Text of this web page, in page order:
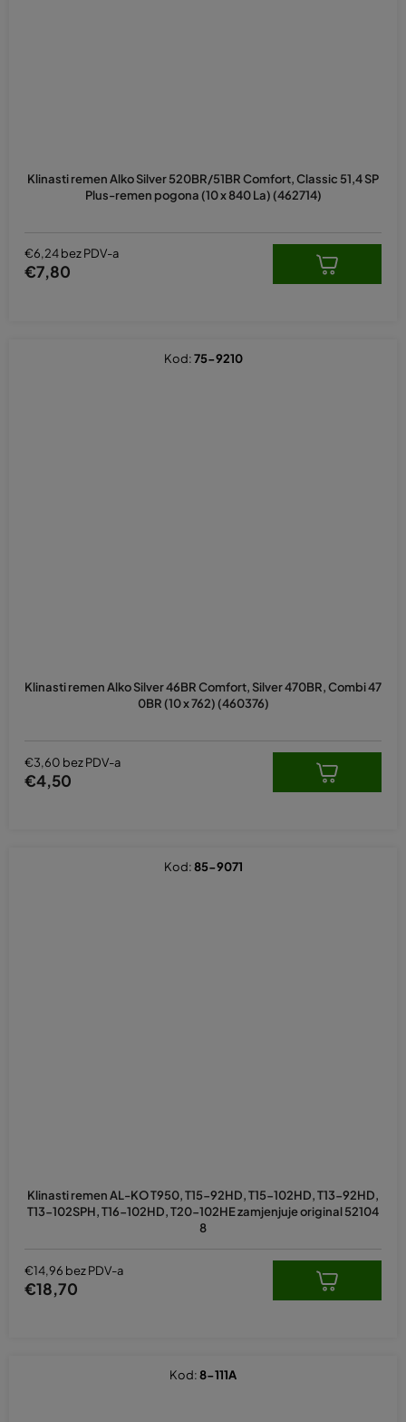
Klinasti remen Alko Silver 520BR/51BR Comfort, Classic 51,4 SP
Plus-remen pogona (10 x 840 La) (462714)
€6,24 bez PDV-a
€7,80
Klinasti remen Alko Silver 46BR Comfort, Silver 470BR, Combi 47
0BR (10 x 762) (460376)
€3,60 bez PDV-a
€4,50
Kod:75-9210
Klinasti remen AL-KO T950, T15-92HD, T15-102HD, T13-92HD,
T13-102SPH, T16-102HD, T20-102HE zamjenjuje original 52104
8
€14,96 bez PDV-a
€18,70
Kod:85-9071
Kod:8-111A